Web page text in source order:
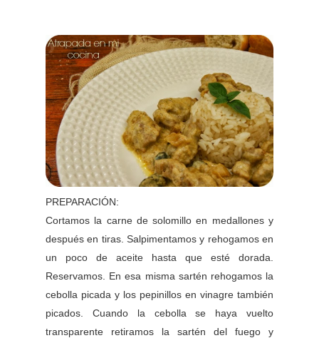
PREPARACIÓN:
Cortamos la carne de solomillo en medallones y
después en tiras. Salpimentamos y rehogamos en
un poco de aceite hasta que esté dorada.
Reservamos. En esa misma sartén rehogamos la
cebolla picada y los pepinillos en vinagre también
picados. Cuando la cebolla se haya vuelto
transparente retiramos la sartén del fuego y